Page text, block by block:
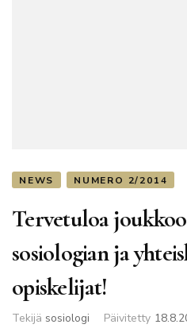
NEWS NUMERO 2/2014
Tervetuloa
sosiologian ja
opiskelijat!
Tekijä sosiologi Päivitetty